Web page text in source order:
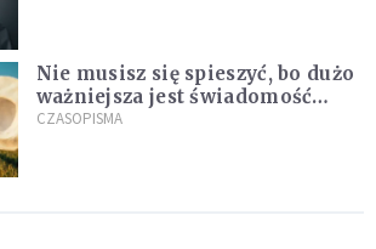
Nie musisz się spieszyć, bo dużo
ważniejsza jest świadomość
kierunku
CZASOPISMA